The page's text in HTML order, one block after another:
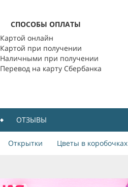
CПОСОБЫ ОПЛАТЫ
Картой онлайн
Картой при получении
Наличными при получении
Перевод на карту Сбербанка
ОТЗЫВЫ
Открытки Цветы в коробочках